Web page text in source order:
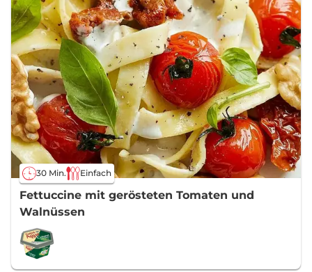
30 Min. Einfach
Fettuccine mit gerösteten Tomaten und
Walnüssen